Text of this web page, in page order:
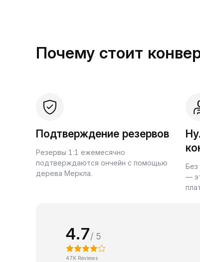
Почему стоит
Подтверждение резервов
Резервы 1:1 ежемесячно
подтверждаются ончейн с помощью
дерева Меркла.
Без
—
4.7/ 5
47K Reviews